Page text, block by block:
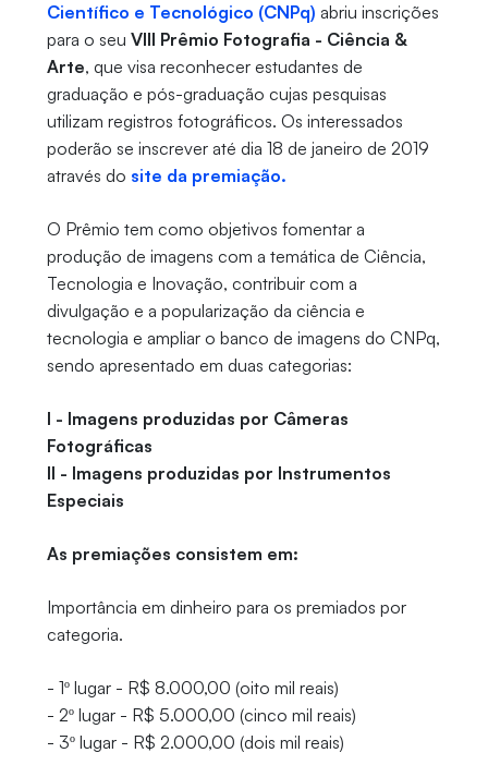
Científico e Tecnológico (CNPq) abriu inscrições
para o seu VIII Prêmio Fotografia - Ciência &
Arte, que visa reconhecer estudantes de
graduação e pós-graduação cujas pesquisas
utilizam registros fotográficos. Os interessados
poderão se inscrever até dia 18 de janeiro de 2019
através do site da premiação.
O Prêmio tem como objetivos fomentar a
produção de imagens com a temática de Ciência,
Tecnologia e Inovação, contribuir com a
divulgação e a popularização da ciência e
tecnologia e ampliar o banco de imagens do CNPq,
sendo apresentado em duas categorias:
I - Imagens produzidas por Câmeras
Fotográficas
II - Imagens produzidas por Instrumentos
Especiais
As premiações consistem em:
Importância em dinheiro para os premiados por
categoria.
- 1º lugar - R$ 8.000,00 (oito mil reais)
- 2º lugar - R$ 5.000,00 (cinco mil reais)
- 3º lugar - R$ 2.000,00 (dois mil reais)